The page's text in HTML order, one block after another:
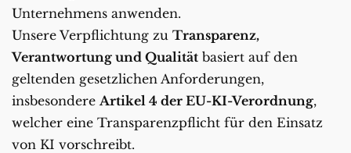
Unternehmens anwenden.
Unsere Verpflichtung zu Transparenz,
Verantwortung und Qualität basiert auf den
geltenden gesetzlichen Anforderungen,
insbesondere Artikel 4 der EU-KI-Verordnung,
welcher eine Transparenzpflicht für den Einsatz
von KI vorschreibt.